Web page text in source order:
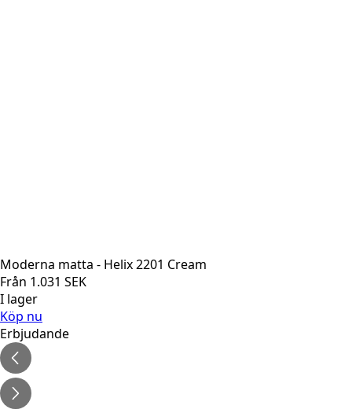
Moderna matta - Helix 2201 Cream
Från 1.031 SEK
I lager
Köp nu
Erbjudande